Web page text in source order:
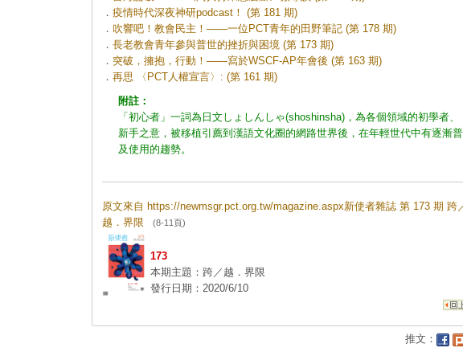
． 疫情時代深夜神研podcast！ (第 181 期)
． 吹響吧！教會民主！——一位PCT青年的田野筆記 (第 178 期)
． 長老教會青年參與普世的挫折與困境 (第 173 期)
． 突破，擁抱，行動！——寫於WSCF-AP年會後 (第 163 期)
． 再思 〈PCT人權宣言〉: (第 161 期)
附註：
「初心者」一詞為日文しょしんしゃ(shoshinsha)，為各個領域的初學者、
新手之意，被移植引薦到漢語文化圈的網路世界後，在年輕世代中有逐漸普
及使用的趨勢。
原文來自 https://newmsgr.pct.org.tw/magazine.aspx新使者雜誌 第 173 期 跨
越．界限 (8-11頁)
173
本期主題：跨／越．界限
發行日期：2020/6/10
推文：